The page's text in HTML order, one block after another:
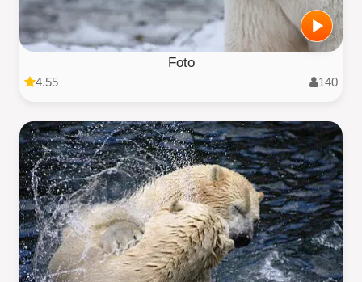
Foto
4.55 140